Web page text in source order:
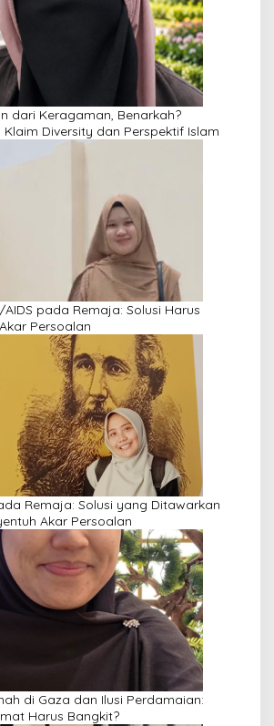
dari Keragaman, Benarkah?
Klaim Diversity dan Perspektif Islam
pada Remaja: Solusi Harus
Persoalan
Remaja: Solusi yang Ditawarkan
Akar Persoalan
di Gaza dan Ilusi Perdamaian:
Harus Bangkit?